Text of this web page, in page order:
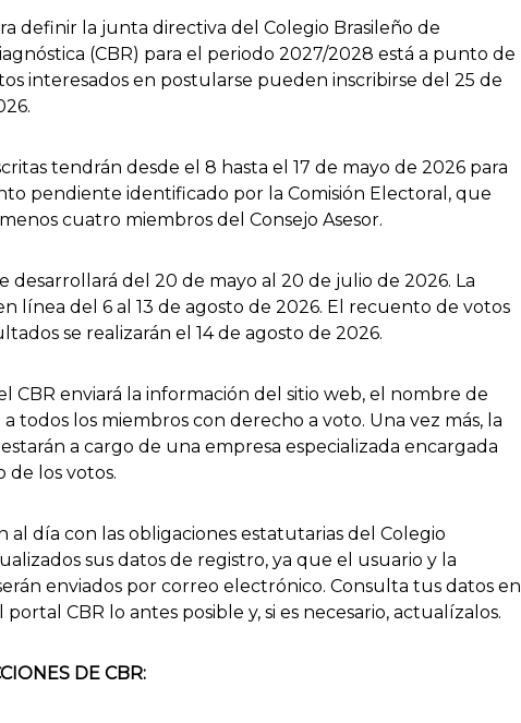
definir la junta directiva del Colegio Brasileño de
(CBR) para el periodo 2027/2028 está a punto de
interesados en postularse pueden inscribirse del 25 de
tendrán desde el 8 hasta el 17 de mayo de 2026 para
pendiente identificado por la Comisión Electoral, que
cuatro miembros del Consejo Asesor.
desarrollará del 20 de mayo al 20 de julio de 2026. La
línea del 6 al 13 de agosto de 2026. El recuento de votos
se realizarán el 14 de agosto de 2026.
CBR enviará la información del sitio web, el nombre de
todos los miembros con derecho a voto. Una vez más, la
a cargo de una empresa especializada encargada
de los votos.
al día con las obligaciones estatutarias del Colegio
sus datos de registro, ya que el usuario y la
enviados por correo electrónico. Consulta tus datos en
portal CBR lo antes posible y, si es necesario, actualízalos.
DE CBR: